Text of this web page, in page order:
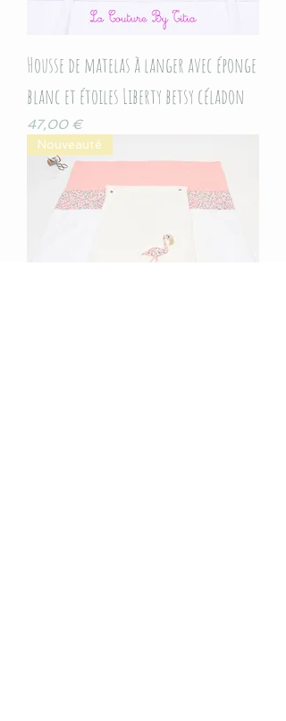
Housse de matelas à langer avec éponge
blanc et étoiles Liberty betsy céladon
Prix
47,00 €
Nouveauté